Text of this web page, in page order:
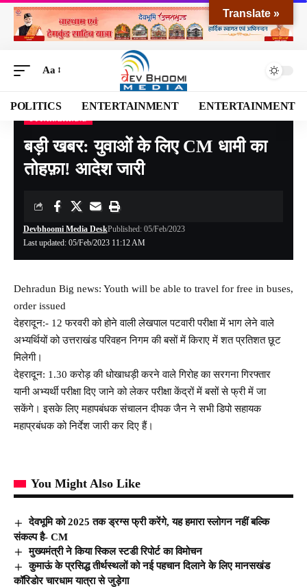
Aa
POLITICS ENTERTAINMENT ENTERTAINMENT
Devbhoomi Media Blog>NATIONAL>UTTARAKHAND>बड़ी खबर: युवाओं के लिए CM धामी का तोहफ़ा! आदेश जारी
बड़ी खबर: युवाओं के लिए CM धामी का
तोहफ़ा! आदेश जारी
Last updated: 05/Feb/2023 11:12 AM
Devbhoomi Media DeskPublished: 05/Feb/2023
Dehradun Big news: Youth will be able to travel for free in buses,
order issued
देहरादून:- 12 फरवरी को होने वाली लेखपाल पटवारी परीक्षा में भाग लेने वाले
अभ्यर्थियों को उत्तराखंड परिवहन निगम की बसों में किराए में शत प्रतिशत छूट
मिलेगी।
देहरादून: 1.30 करोड़ की धोखाधड़ी करने वाले गिरोह का सरगना गिरफ्तार
यानी अभ्यर्थी परीक्षा दिए जाने को लेकर परीक्षा केंद्रों में बसों से फ्री में जा
सकेंगे। इसके लिए महापबंधक संचालन दीपक जैन ने सभी डिपो सहायक
महाप्रबंधक को निर्देश जारी कर दिए हैं।
You Might Also Like
देवभूमि को 2025 तक ड्रग्स फ्री करेंगे, यह हमारा स्लोगन नहीं बल्कि
संकल्प है- CM
मुख्यमंत्री ने किया स्किल स्टडी रिपोर्ट का विमोचन
कुमाऊं के प्रसिद्ध तीर्थस्थलों को नई पहचान दिलाने के लिए मानसखंड
कॉरिडोर चारधाम यात्रा से जुड़ेगा
Translate »